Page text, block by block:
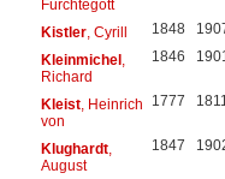
Fürchtegott
Kistler, Cyrill 1848
Kleinmichel,
Richard
1846
Kleist, Heinrich
von
1777
Klughardt,
August
1847